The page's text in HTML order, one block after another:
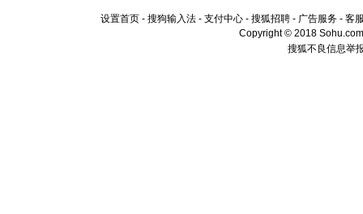
设置首页 - 搜狗输入法 - 支付中心 - 搜狐招聘 - 广告服务 - 客
Copyright © 2018
搜狐不良信息举